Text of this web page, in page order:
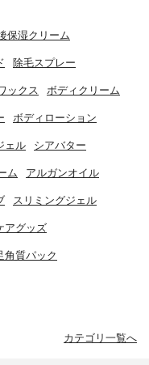
保湿クリーム
除毛スプレー
ックス ボディクリーム
ボディローション
ェル シアバター
ム アルガンオイル
スリミングジェル
アグッズ
角質パック
カテゴリ一覧へ